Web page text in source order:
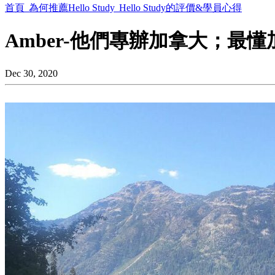
首頁 為何推薦Hello Study Hello Study的評價&學員心得
Amber-他們專辦加拿大；最懂
Dec 30, 2020